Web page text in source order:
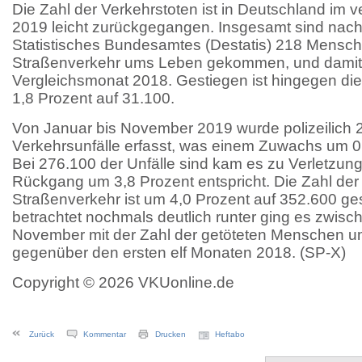
Die Zahl der Verkehrstoten ist in Deutschland im
2019 leicht zurückgegangen. Insgesamt sind
Statistisches Bundesamtes (Destatis) 218
Straßenverkehr ums Leben gekommen, und
Vergleichsmonat 2018. Gestiegen ist hingegen
1,8 Prozent auf 31.100.
Von Januar bis November 2019 wurde polizeilich
Verkehrsunfälle erfasst, was einem Zuwachs um
Bei 276.100 der Unfälle sind kam es zu
Rückgang um 3,8 Prozent entspricht. Die Zahl
Straßenverkehr ist um 4,0 Prozent auf 352.600
betrachtet nochmals deutlich runter ging es
November mit der Zahl der getöteten Menschen
gegenüber den ersten elf Monaten 2018. (SP-X)
Copyright © 2026 VKUonline.de
Zurück Kommentar Drucken Heftabo